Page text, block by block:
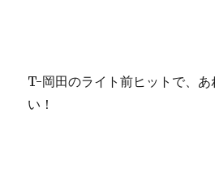
T-岡田のライト前ヒットで、
い！